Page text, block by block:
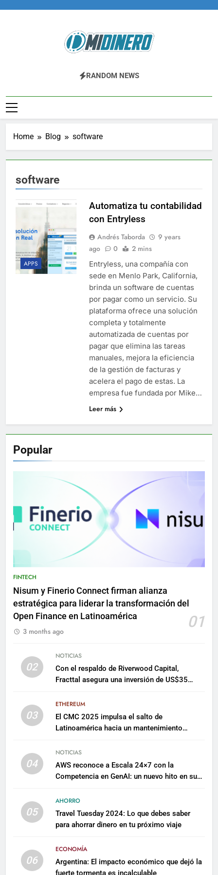
Midinero.co
Fintech, Criptomonedas
RANDOM NEWS
Home Blog software
software
APPS
Automatiza tu contabilidad
con Entryless
Andrés Taborda
9 years
ago
0 2 mins
Entryless, una compañía con
sede en Menlo Park, California,
brinda un software de cuentas
por pagar como un servicio. Su
plataforma ofrece una solución
completa y totalmente
automatizada de cuentas por
pagar que elimina las tareas
manuales, mejora la eficiencia
de la gestión de facturas y
acelera el pago de estas. La
empresa fue fundada por Mike…
Leer más
Popular
FINTECH
Nisum y Finerio Connect firman alianza
estratégica para liderar la transformación del
Open Finance en Latinoamérica
01
3 months ago
02
NOTICIAS
Con el respaldo de Riverwood Capital,
Fracttal asegura una inversión de US$35
03
ETHEREUM
El CMC 2025 impulsa el salto de
Latinoamérica hacia un mantenimiento
04
NOTICIAS
AWS reconoce a Escala 24×7 con la
Competencia en GenAI: un nuevo hito en su
05
AHORRO
Travel Tuesday 2024: Lo que debes saber
para ahorrar dinero en tu próximo viaje
06
ECONOMÍA
Argentina: El impacto económico que dejó la
fuerte tormenta es incalculable